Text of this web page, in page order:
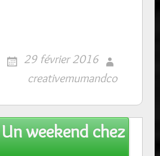
29 février 2016
creativemumandco
Un weekend chez